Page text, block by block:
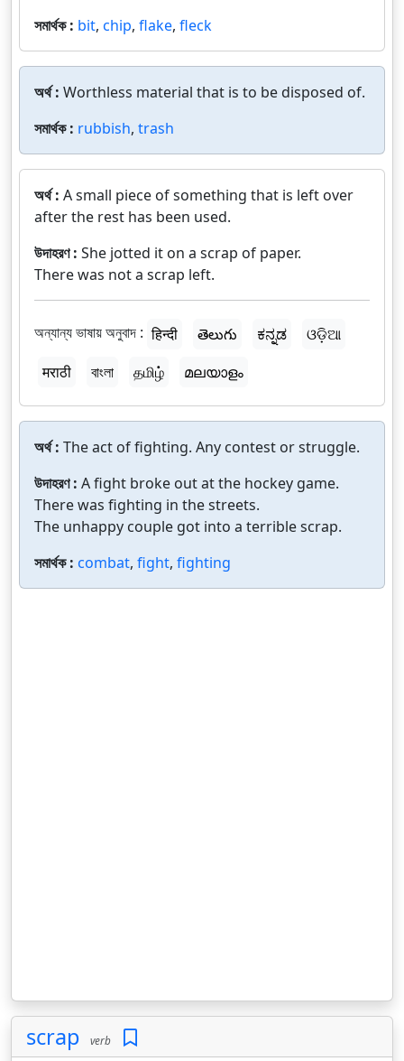
সমার্থক : bit, chip, flake, fleck
অর্থ : Worthless material that is to be disposed of.
সমার্থক : rubbish, trash
অর্থ : A small piece of something that is left over
after the rest has been used.
উদাহরণ : She jotted it on a scrap of paper.
There was not a scrap left.
অন্যান্য ভাষায় অনুবাদ : हिन्दी తెలుగు ಕನ್ನಡ
ଓଡ଼ିଆ
मराठी
বাংলা தமிழ் മലയാളം
অর্থ : The act of fighting. Any contest or struggle.
উদাহরণ : A fight broke out at the hockey game.
There was fighting in the streets.
The unhappy couple got into a terrible scrap.
সমার্থক : combat, fight, fighting
scrap verb